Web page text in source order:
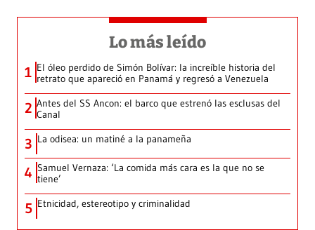
Lo más leído
1 El óleo perdido de Simón Bolívar: la increíble historia del
retrato que apareció en Panamá y regresó a Venezuela
2 Antes del SS Ancon: el barco que estrenó las esclusas del
Canal
3 La odisea: un matiné a la panameña
4 Samuel Vernaza: ‘La comida más cara es la que no se
tiene’
5 Etnicidad, estereotipo y criminalidad